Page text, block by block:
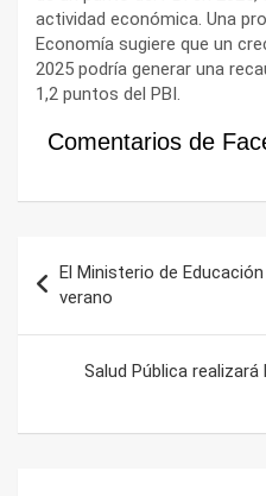
actividad económica. Una
Economía sugiere que un
2025 podría generar una
1,2 puntos del PBI.
Comentarios de
de
entradas
El Ministerio de
verano
Salud Pública